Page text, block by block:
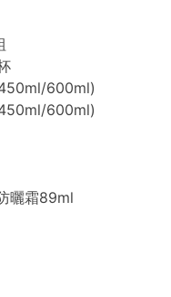
600ml)
600ml)
曬霜89ml